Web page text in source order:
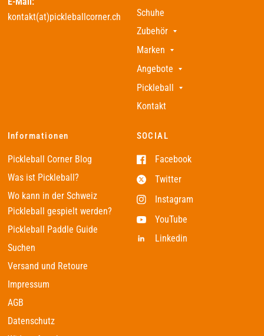
kontakt(at)pickleballcorner.ch
Schuhe
Zubehör
Marken
Angebote
Pickleball
Kontakt
Informationen
Pickleball Corner Blog
Was ist Pickleball?
Wo kann in der Schweiz
Pickleball gespielt werden?
Pickleball Paddle Guide
Suchen
Versand und Retoure
Impressum
AGB
Datenschutz
SOCIAL
Facebook
Twitter
Instagram
YouTube
Linkedin